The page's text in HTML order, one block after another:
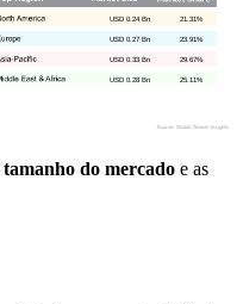
25.11%
USD 0.28 Bn
29.67%
USD 0.33 Bn
23.91%
USD 0.27 Bn
21.31%
USD 0.24 Bn
tamanho do mercado e as